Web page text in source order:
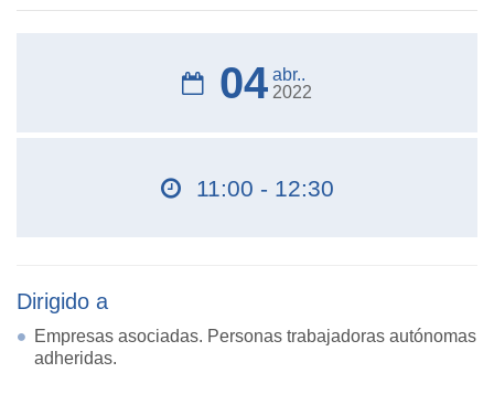
04 abr..
2022
11:00 - 12:30
Dirigido a
Empresas asociadas. Personas trabajadoras autónomas
adheridas.